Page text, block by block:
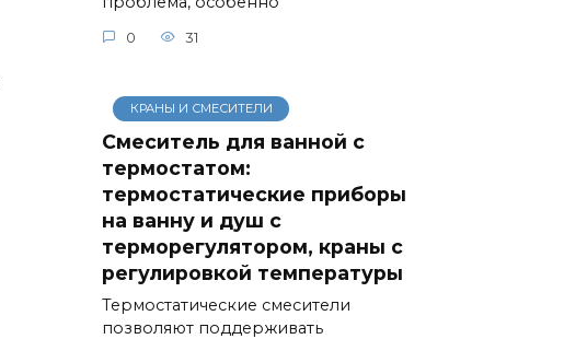
0 31
КРАНЫ И СМЕСИТЕЛИ
Смеситель для ванной с
термостатом:
термостатические приборы
на ванну и душ с
терморегулятором, краны с
регулировкой температуры
Термостатические смесители
позволяют поддерживать